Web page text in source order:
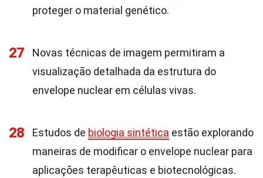
proteger o material genético.
27
Novas técnicas de imagem permitiram a
visualização detalhada da estrutura do
envelope nuclear em células vivas.
28 Estudos de biologia sintética estão explorando
maneiras de modificar o envelope nuclear para
aplicações terapêuticas e biotecnológicas.